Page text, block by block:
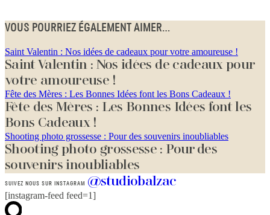
VOUS POURRIEZ ÉGALEMENT AIMER...
Saint Valentin : Nos idées de cadeaux pour votre amoureuse !
Saint Valentin : Nos idées de cadeaux pour
votre amoureuse !
Fête des Mères : Les Bonnes Idées font les Bons Cadeaux !
Fête des Mères : Les Bonnes Idées font les
Bons Cadeaux !
Shooting photo grossesse : Pour des souvenirs inoubliables
Shooting photo grossesse : Pour des
souvenirs inoubliables
SUIVEZ NOUS SUR INSTAGRAM @studiobalzac
[instagram-feed feed=1]